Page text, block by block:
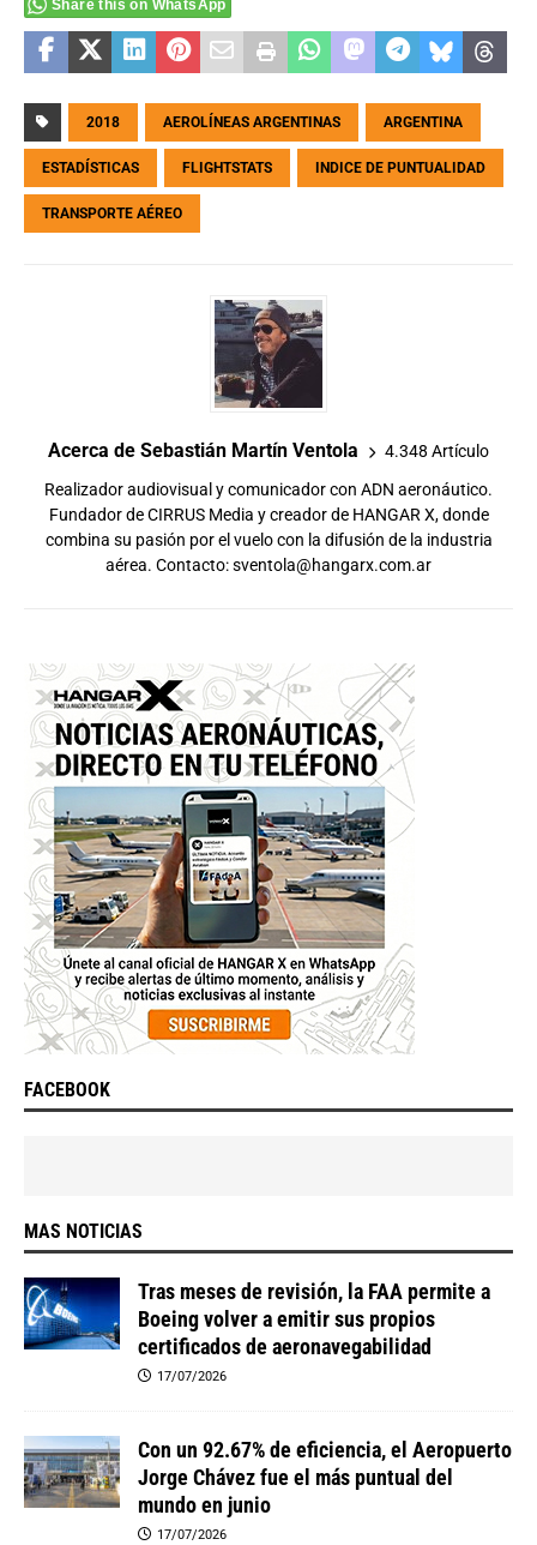
Share this on WhatsApp
2018 AEROLÍNEAS ARGENTINAS ARGENTINA
ESTADÍSTICAS FLIGHTSTATS INDICE DE PUNTUALIDAD
TRANSPORTE AÉREO
Acerca de Sebastián Martín Ventola 4.348 Artículo
Realizador audiovisual y comunicador con ADN aeronáutico.
Fundador de CIRRUS Media y creador de HANGAR X, donde
combina su pasión por el vuelo con la difusión de la industria
aérea. Contacto:sventola@hangarx.com.ar
FACEBOOK
MAS NOTICIAS
Tras meses de revisión, la FAA permite a
Boeing volver a emitir sus propios
certificados de aeronavegabilidad
17/07/2026
Con un 92.67% de eficiencia, el Aeropuerto
Jorge Chávez fue el más puntual del
mundo en junio
17/07/2026